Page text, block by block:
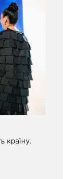
країну.